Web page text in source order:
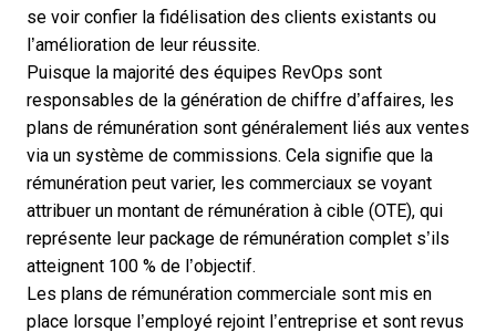
se voir confier la fidélisation des clients existants ou
l’amélioration de leur réussite.
Puisque la majorité des équipes RevOps sont
responsables de la génération de chiffre d’affaires, les
plans de rémunération sont généralement liés aux ventes
via un système de commissions. Cela signifie que la
rémunération peut varier, les commerciaux se voyant
attribuer un montant de rémunération à cible (OTE), qui
représente leur package de rémunération complet s’ils
atteignent 100 % de l’objectif.
Les plans de rémunération commerciale sont mis en
place lorsque l’employé rejoint l’entreprise et sont revus